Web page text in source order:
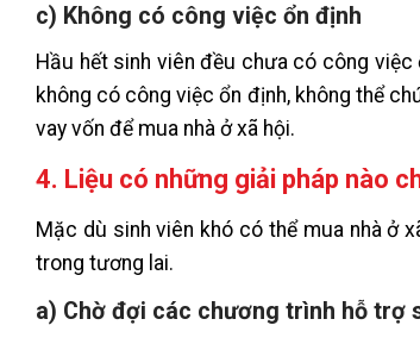
c) Không có công việc ổn định
Hầu hết sinh viên đều chưa có công việc
không có công việc ổn định, không thể
vay vốn để mua nhà ở xã hội.
4. Liệu có những giải pháp nào
Mặc dù sinh viên khó có thể mua nhà ở
trong tương lai.
a) Chờ đợi các chương trình hỗ trợ